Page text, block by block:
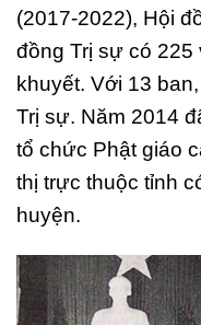
(2017-2022), Hội
đồng Trị sự có
khuyết. Với 13
Trị sự. Năm 2014
tổ chức Phật giáo
thị trực thuộc tỉnh
huyện.